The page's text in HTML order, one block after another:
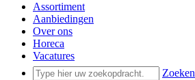
Assortiment
Aanbiedingen
Over ons
Horeca
Vacatures
Zoeken